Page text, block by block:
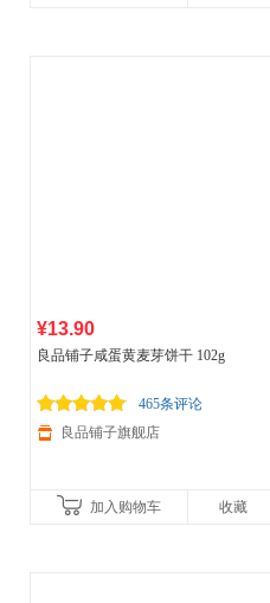
¥13.90
良品铺子咸蛋黄麦芽饼干 102g
465条评论
良品铺子旗舰店
加入购物车 收藏